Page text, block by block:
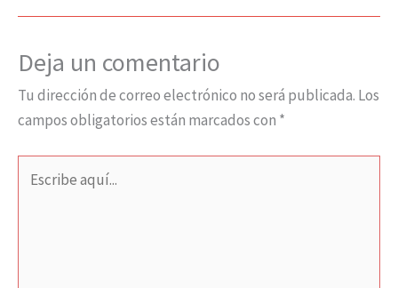
Deja un comentario
Tu dirección de correo electrónico no será publicada. Los
campos obligatorios están marcados con *
aquí...